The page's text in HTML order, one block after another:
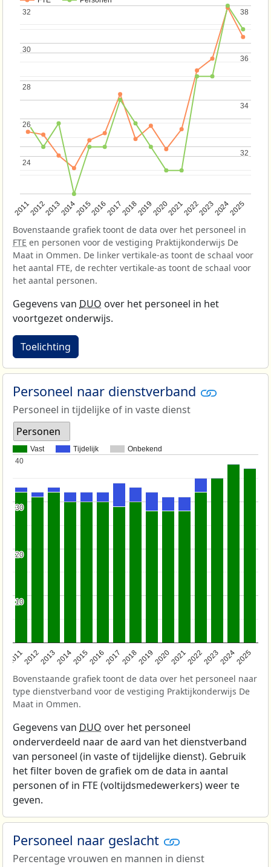
201120122013201420152016201720182019202020212022202320242025
24
24
26
26
28
28
30
30
32
32
32
32
34
34
36
36
38
38
Bovenstaande grafiek toont de data over het personeel in
FTE en personen voor de vestiging Praktijkonderwijs De
Maat in Ommen. De linker vertikale-as toont de schaal voor
het aantal FTE, de rechter vertikale-as toont de schaal voor
het aantal personen.
Gegevens van DUO over het personeel in het
voortgezet onderwijs.
Toelichting
Personeel naar dienstverband
Personeel in tijdelijke of in vaste dienst
Personen
Vast Tijdelijk Onbekend
201120122013201420152016201720182019202020212022202320242025
10
10
20
20
30
30
40
40
Bovenstaande grafiek toont de data over het personeel naar
type dienstverband voor de vestiging Praktijkonderwijs De
Maat in Ommen.
Gegevens van DUO over het personeel
onderverdeeld naar de aard van het dienstverband
van personeel (in vaste of tijdelijke dienst). Gebruik
het filter boven de grafiek om de data in aantal
personen of in FTE (voltijdsmedewerkers) weer te
geven.
Personeel naar geslacht
Percentage vrouwen en mannen in dienst